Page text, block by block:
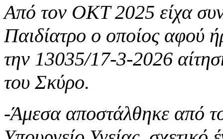
Από τον ΟΚΤ 2025 είχα
Παιδίατρο ο οποίος αφού
την 13035/17-3-2026
του Σκύρο.
-Άμεσα αποστάλθηκε από